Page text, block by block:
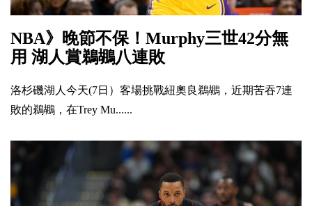
NBA》晚節不保！Murphy三世42分無
用 湖人賞鵜鶘八連敗
洛杉磯湖人今天(7日）客場挑戰紐奧良鵜鶘，近期苦吞7連
敗的鵜鶘，在Trey Mu......